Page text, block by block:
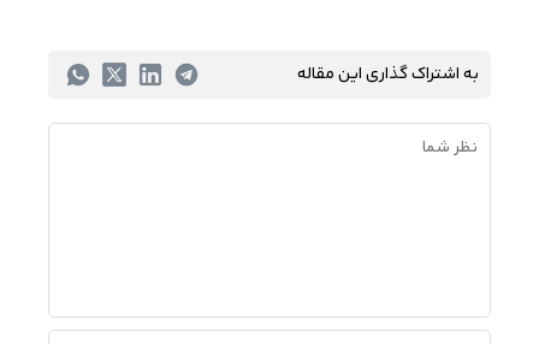
به اشتراک گذاری این مقاله